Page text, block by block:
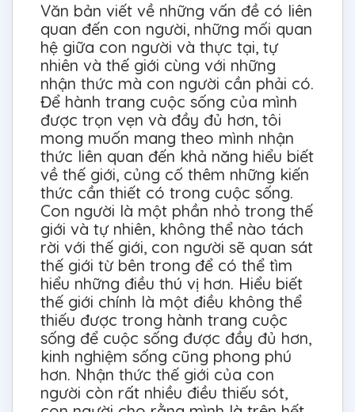
Văn bản viết về những vấn đề có liên
quan đến con người, những mối quan
hệ giữa con người và thực tại, tự
nhiên và thế giới cùng với những
nhận thức mà con người cần phải có.
Để hành trang cuộc sống của mình
được trọn vẹn và đầy đủ hơn, tôi
mong muốn mang theo mình nhận
thức liên quan đến khả năng hiểu biết
về thế giới, củng cố thêm những kiến
thức cần thiết có trong cuộc sống.
Con người là một phần nhỏ trong thế
giới và tự nhiên, không thể nào tách
rời với thế giới, con người sẽ quan sát
thế giới từ bên trong để có thể tìm
hiểu những điều thú vị hơn. Hiểu biết
thế giới chính là một điều không thể
thiếu được trong hành trang cuộc
sống để cuộc sống được đầy đủ hơn,
kinh nghiệm sống cũng phong phú
hơn. Nhận thức thế giới của con
người còn rất nhiều điều thiếu sót,